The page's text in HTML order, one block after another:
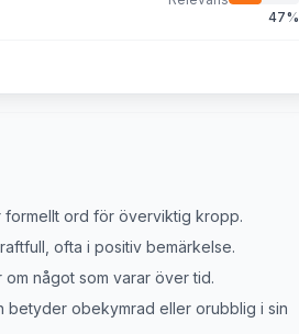
47%
formellt ord för överviktig kropp.
ofta i positiv bemärkelse.
något som varar över tid.
betyder obekymrad eller orubblig i sin